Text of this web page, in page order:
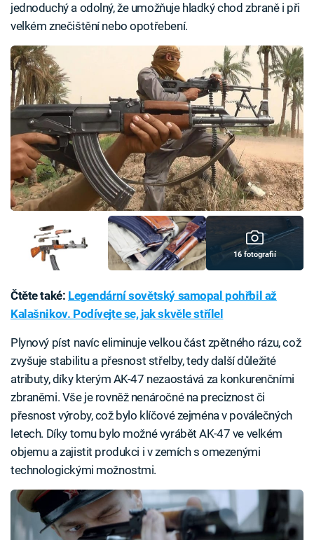
jednoduchý a odolný, že umožňuje hladký chod zbraně i při
velkém znečištění nebo opotřebení.
16 fotografií
Čtěte také: Legendární sovětský samopal pohřbil až
Kalašnikov. Podívejte se, jak skvěle střílel
Plynový píst navíc eliminuje velkou část zpětného rázu, což
zvyšuje stabilitu a přesnost střelby, tedy další důležité
atributy, díky kterým AK-47 nezaostává za konkurenčními
zbraněmi. Vše je rovněž nenáročné na preciznost či
přesnost výroby, což bylo klíčové zejména v poválečných
letech. Díky tomu bylo možné vyrábět AK-47 ve velkém
objemu a zajistit produkci i v zemích s omezenými
technologickými možnostmi.